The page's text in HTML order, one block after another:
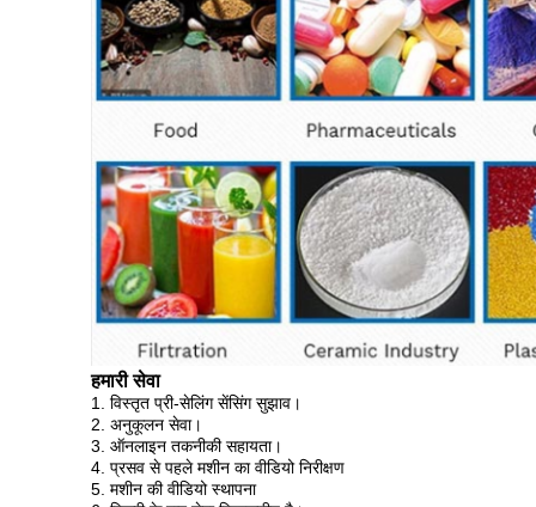
हमारी सेवा
1. विस्तृत प्री-सेलिंग सेंसिंग सुझाव।
2. अनुकूलन सेवा।
3. ऑनलाइन तकनीकी सहायता।
4. प्रसव से पहले मशीन का वीडियो निरीक्षण
5. मशीन की वीडियो स्थापना